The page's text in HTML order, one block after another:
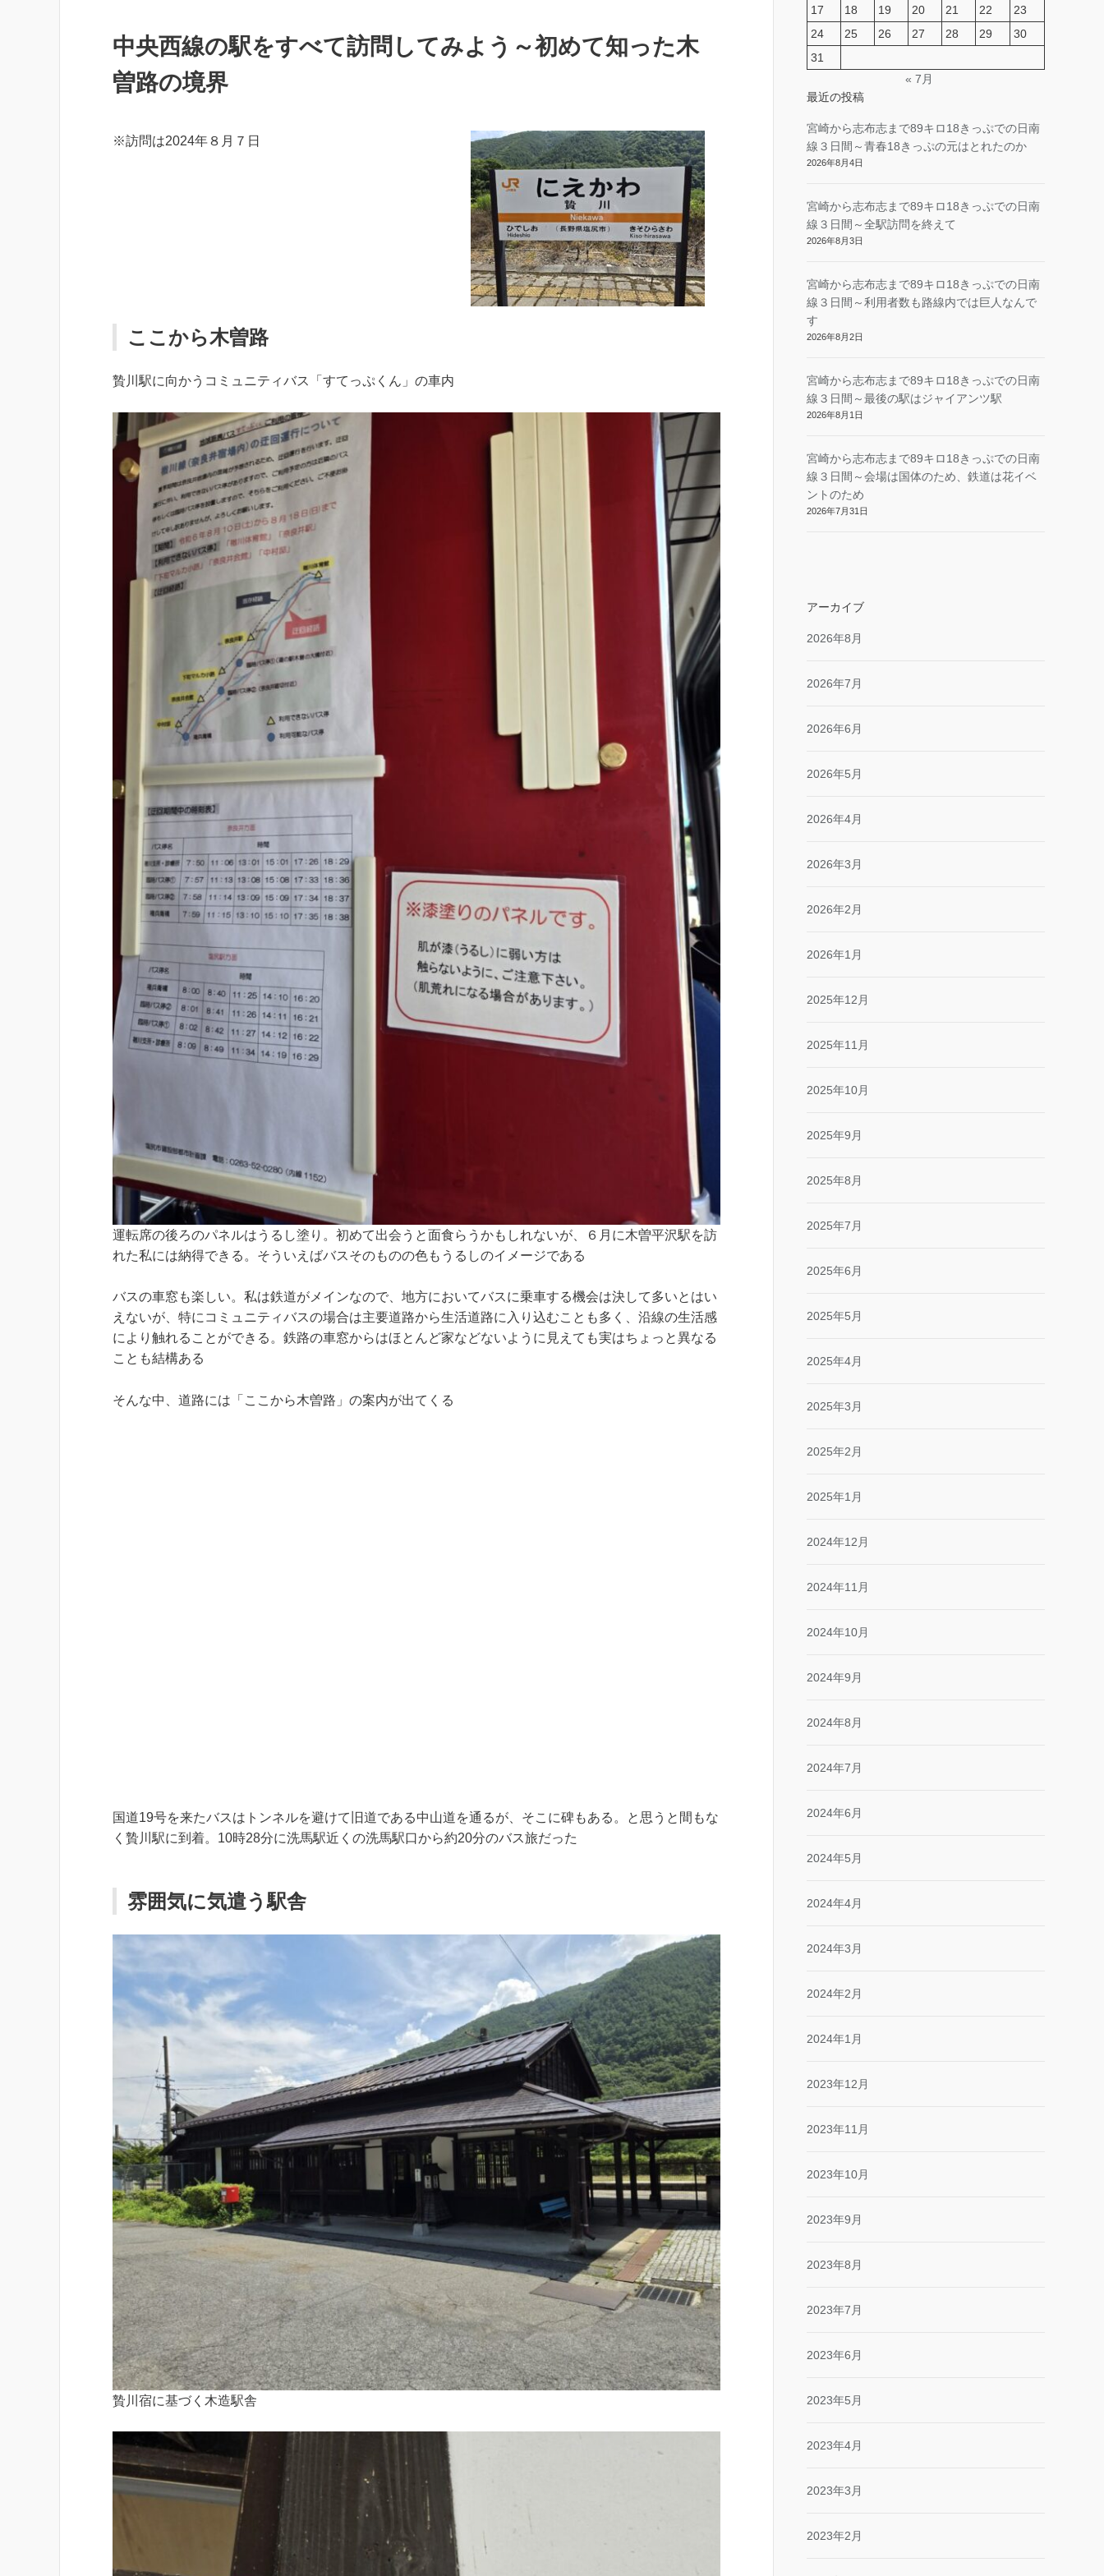
中央西線の駅をすべて訪問してみよう～初めて知った木
曽路の境界
※訪問は2024年８月７日
ここから木曽路
贄川駅に向かうコミュニティバス「すてっぷくん」の車内
運転席の後ろのパネルはうるし塗り。初めて出会うと面食らうかもしれないが、６月に木曽平沢駅を訪
れた私には納得できる。そういえばバスそのものの色もうるしのイメージである
バスの車窓も楽しい。私は鉄道がメインなので、地方においてバスに乗車する機会は決して多いとはい
えないが、特にコミュニティバスの場合は主要道路から生活道路に入り込むことも多く、沿線の生活感
により触れることができる。鉄路の車窓からはほとんど家などないように見えても実はちょっと異なる
ことも結構ある
そんな中、道路には「ここから木曽路」の案内が出てくる
国道19号を来たバスはトンネルを避けて旧道である中山道を通るが、そこに碑もある。と思うと間もな
く贄川駅に到着。10時28分に洗馬駅近くの洗馬駅口から約20分のバス旅だった
雰囲気に気遣う駅舎
贄川宿に基づく木造駅舎
17 18 19 20 21 22
23
24
25 26 27 28 29
30
31
« 7月
最近の投稿
宮崎から志布志まで89キロ18きっぷでの日南
線３日間～青春18きっぷの元はとれたのか
2026年8月4日
宮崎から志布志まで89キロ18きっぷでの日南
線３日間～全駅訪問を終えて
2026年8月3日
宮崎から志布志まで89キロ18きっぷでの日南
線３日間～利用者数も路線内では巨人なんで
す
2026年8月2日
宮崎から志布志まで89キロ18きっぷでの日南
線３日間～最後の駅はジャイアンツ駅
2026年8月1日
宮崎から志布志まで89キロ18きっぷでの日南
線３日間～会場は国体のため、鉄道は花イベ
ントのため
2026年7月31日
アーカイブ
2026年8月
2026年7月
2026年6月
2026年5月
2026年4月
2026年3月
2026年2月
2026年1月
2025年12月
2025年11月
2025年10月
2025年9月
2025年8月
2025年7月
2025年6月
2025年5月
2025年4月
2025年3月
2025年2月
2025年1月
2024年12月
2024年11月
2024年10月
2024年9月
2024年8月
2024年7月
2024年6月
2024年5月
2024年4月
2024年3月
2024年2月
2024年1月
2023年12月
2023年11月
2023年10月
2023年9月
2023年8月
2023年7月
2023年6月
2023年5月
2023年4月
2023年3月
2023年2月